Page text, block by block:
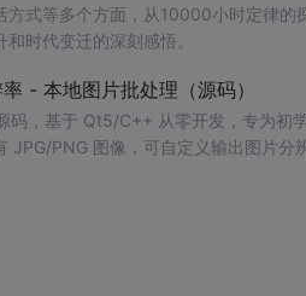
式等多个方面，从10000小时定律的
时代变迁的深刻感悟。
- 本地图片批处理（源码）
，基于 Qt5/C++ 从零开发，专为初
JPG/PNG 图像，可自定义输出图片分
目录遍历、UI 交互开发； 需要本地
交互的开发学习者。 使用场景 自媒体
转换全套 Qt 图像开发实战案例。 工